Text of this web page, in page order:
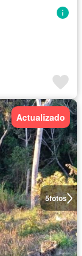
5fotos
Actualizado